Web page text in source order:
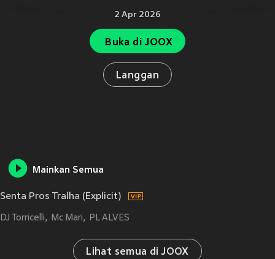
2 Apr 2026
Buka di JOOX
Langgan
Mainkan Semua
Senta Pros Tralha (Explicit)
DJ Torricelli Mc Mari PL ALVES
Lihat semua di JOOX